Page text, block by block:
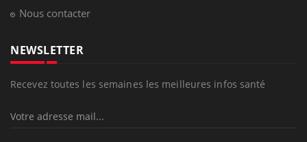
Nous contacter
NEWSLETTER
Recevez toutes les semaines les meilleures infos santé